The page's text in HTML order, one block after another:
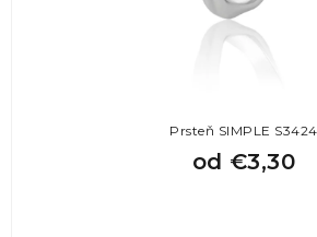
Prsteň SIMPLE S3424
od €3,30